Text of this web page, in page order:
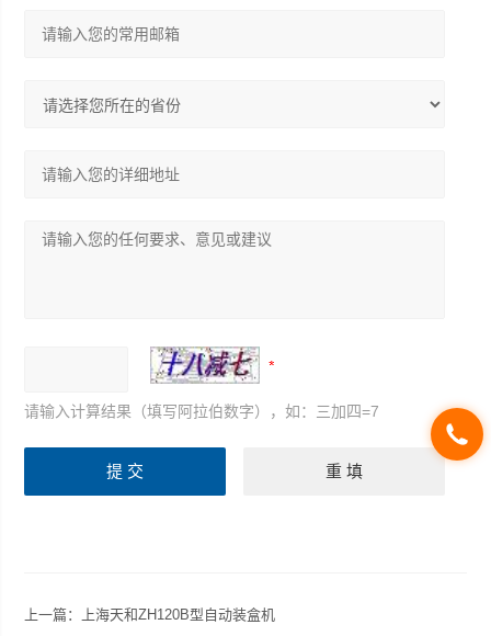
请输入计算结果（填写阿拉伯数字），如：三加四=7
上一篇： 上海天和ZH120B型自动装盒机